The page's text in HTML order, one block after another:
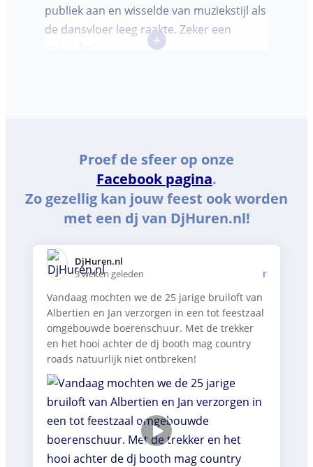
publiek aan en wisselde van muziekstijl als
de dansvloer leeg raakte. Zeker een
+
Proef de sfeer op onze
Facebook pagina.
Zo gezellig kan jouw feest ook worden
met een dj van DjHuren.nl!
DjHuren.nl️
3 weken geleden
Vandaag mochten we de 25 jarige bruiloft van
Albertien en Jan verzorgen in een tot feestzaal
omgebouwde boerenschuur. Met de trekker
en het hooi achter de dj booth mag country
roads natuurlijk niet ontbreken!